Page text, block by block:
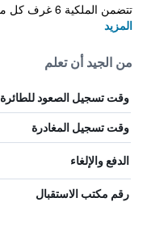
تتضمن الملكية 6 غرف كل منها توفر...
المزيد
من الجيد أن تعلم
وقت تسجيل الصعود للطائرة
وقت تسجيل المغادرة
الدفع والإلغاء
رقم مكتب الاستقبال